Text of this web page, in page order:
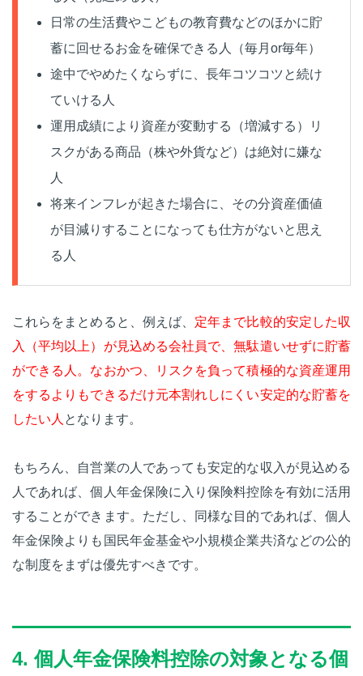
日常の生活費やこどもの教育費などのほかに貯
蓄に回せるお金を確保できる人（毎月or毎年）
途中でやめたくならずに、長年コツコツと続け
ていける人
運用成績により資産が変動する（増減する）リ
スクがある商品（株や外貨など）は絶対に嫌な
人
将来インフレが起きた場合に、その分資産価値
が目減りすることになっても仕方がないと思え
る人
これらをまとめると、例えば、 定年まで比較的安定した収
入（平均以上）が見込める会社員で、無駄遣いせずに貯蓄
ができる人。なおかつ、リスクを負って積極的な資産運用
をするよりもできるだけ元本割れしにくい安定的な貯蓄を
したい人 となります。
もちろん、自営業の人であっても安定的な収入が見込める
人であれば、個人年金保険に入り保険料控除を有効に活用
することができます。ただし、同様な目的であれば、個人
年金保険よりも国民年金基金や小規模企業共済などの公的
な制度をまずは優先すべきです。
4. 個人年金保険料控除の対象となる個